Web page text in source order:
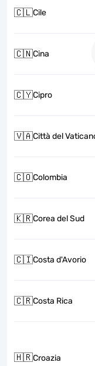
🇨🇱Cile
🇨🇳Cina
🇨🇾Cipro
🇻🇦Città del
🇨🇴Colombia
🇰🇷Corea del Sud
🇨🇮Costa d'Avorio
🇨🇷Costa Rica
🇭🇷Croazia